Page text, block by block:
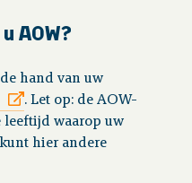
AOW?
hand van uw
. Let op: de AOW-
waarop uw
hier andere